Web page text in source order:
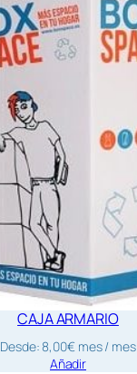
CAJA ARMARIO
Desde: 8,00€mes/ mes
Añadir